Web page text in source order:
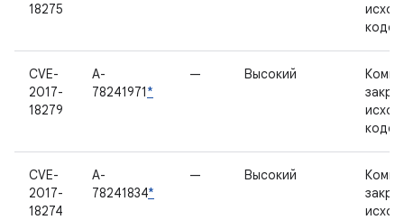
18275
кодом
CVE-
2017-
18279
A-
78241971*
— Высокий
кодом
CVE-
2017-
18274
A-
78241834*
— Высокий